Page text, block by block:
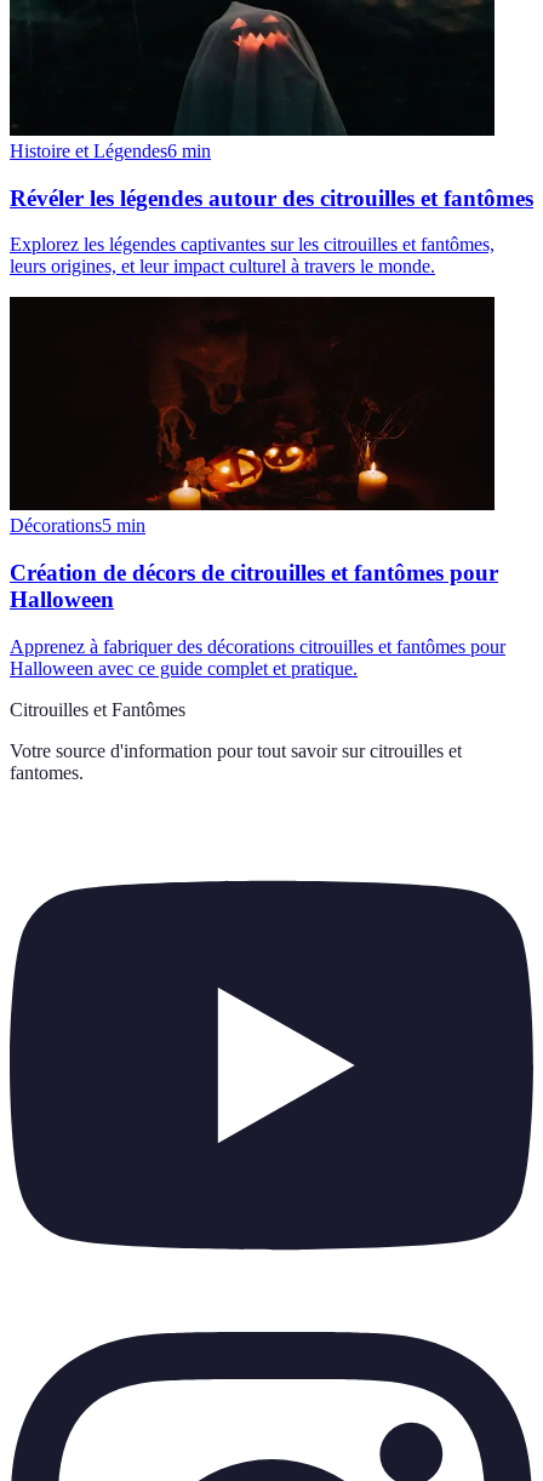
Histoire et Légendes6 min
Révéler les légendes autour des citrouilles et fantômes
Explorez les légendes captivantes sur les citrouilles et fantômes,
leurs origines, et leur impact culturel à travers le monde.
Décorations5 min
Création de décors de citrouilles et fantômes pour
Halloween
Apprenez à fabriquer des décorations citrouilles et fantômes pour
Halloween avec ce guide complet et pratique.
Citrouilles et Fantômes
Votre source d'information pour tout savoir sur citrouilles et
fantomes.